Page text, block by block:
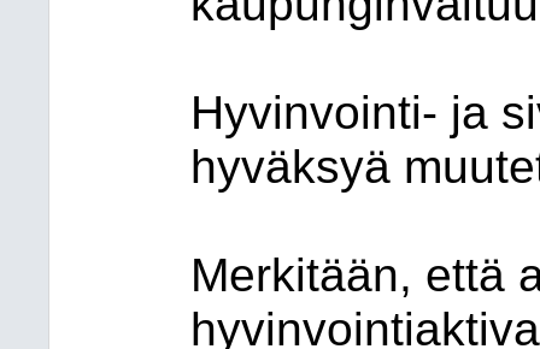
Hyvinvointi- ja
hyväksyä
Merkitään, että